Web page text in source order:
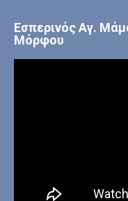
Εσπερινός Αγ.
Μόρφου